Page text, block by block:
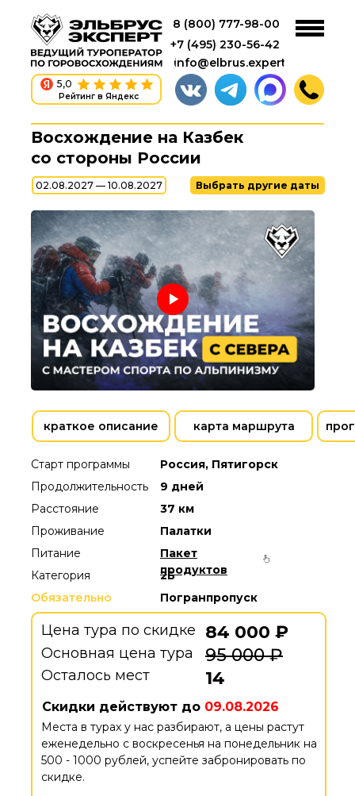
info@elbrus.expert
+7 (495) 230-56-42
8 (800) 777-98-00
5,0
Рейтинг в Яндекс
Восхождение на Казбек
со стороны России
02.08.2027 — 10.08.2027 Выбрать другие даты
карта маршрута
краткое описание
9 дней
Продолжительность
37 км
Расстояние
Старт программы
Питание
Категория
Россия, Пятигорск
Пакет
продуктов
2Б
Палатки
Проживание
Обязательно Погранпропуск
Цена тура по скидке
84 000 ₽
95 000 ₽
Основная цена тура
Осталось мест
14
Места в турах у нас разбирают, а цены растут
еженедельно с воскресенья на понедельник на
500 - 1000 рублей, успейте забронировать по
скидке.
Скидки действуют до 09.08.2026